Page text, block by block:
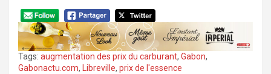
Tags: augmentation des prix du carburant, Gabon,
Gabonactu.com, Libreville, prix de l'essence